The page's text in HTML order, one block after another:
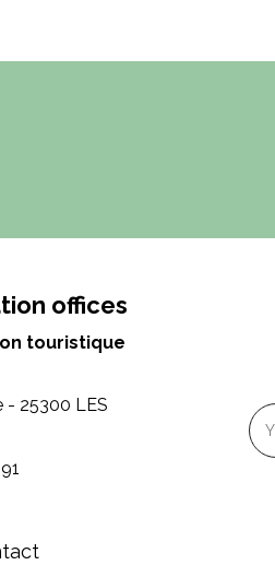
offices
touristique
- 25300 LES